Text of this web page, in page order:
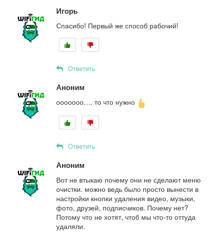
Игорь
Спасибо! Первый же способ рабочий!
Ответить
Аноним
ооооооо…. то что нужно
Ответить
Аноним
Вот не втыкаю почему они не сделают меню
очистки. можно ведь было просто вынести в
настройки кнопки удаления видео, музыки,
фото, друзей, подписчиков. Почему нет?
Потому что не хотят, чтоб мы что-то оттуда
удаляли.